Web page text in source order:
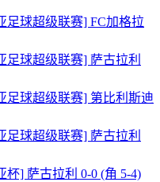
足球超级联赛] FC加格拉
足球超级联赛] 萨古拉利
足球超级联赛] 第比利斯迪
足球超级联赛] 萨古拉利
杯] 萨古拉利 0-0 (角 5-4)